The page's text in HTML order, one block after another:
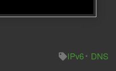
IPv6
DNS